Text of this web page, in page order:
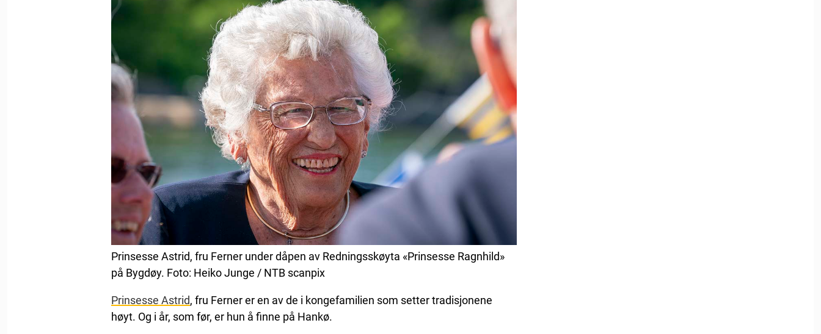
Prinsesse Astrid, fru Ferner under dåpen av Redningsskøyta «Prinsesse Ragnhild»
på Bygdøy. Foto: Heiko Junge / NTB scanpix
Prinsesse Astrid, fru Ferner er en av de i kongefamilien som setter tradisjonene
høyt. Og i år, som før, er hun å finne på Hankø.